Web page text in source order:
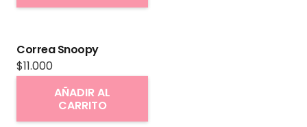
de
Correa Snoopy
$11.000
AÑADIR AL
CARRITO